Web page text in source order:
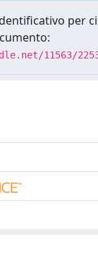
per
11563/